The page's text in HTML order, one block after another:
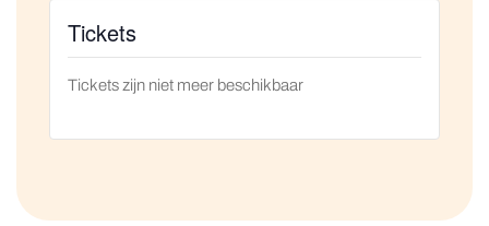
Tickets
Tickets zijn niet meer beschikbaar